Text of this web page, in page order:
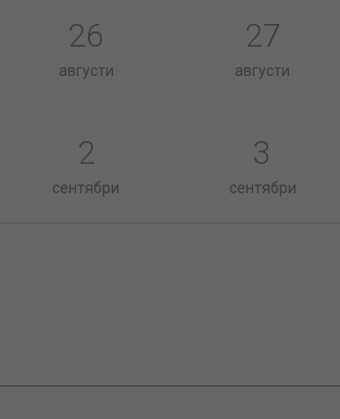
26
августи
27
августи
2
сентябри
3
сентябри